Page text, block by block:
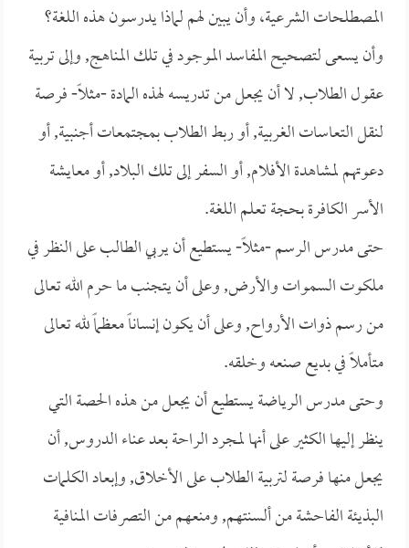
المصطلحات الشرعية، وأن يبين لهم لماذا يدرسون هذه اللغة؟
وأن يسعى لتصحيح المفاسد الموجود في تلك المناهج, وإلى تربية
عقول الطلاب, لا أن يجعل من تدريسه لهذه المادة -مثلاً- فرصة
لنقل التعاسات الغربية, أو ربط الطلاب بمجتمعات أجنبية, أو
دعوتهم لمشاهدة الأفلام, أو السفر إلى تلك البلاد, أو معايشة
الأسر الكافرة بحجة تعلم اللغة.
حتى مدرس الرسم -مثلاً- يستطيع أن يربي الطالب على النظر في
ملكوت السموات والأرض, وعلى أن يتجنب ما حرم الله تعالى
من رسم ذوات الأرواح, وعلى أن يكون إنساناً معظماً لله تعالى
متأملاً في بديع صنعه وخلقه.
وحتى مدرس الرياضة يستطيع أن يجعل من هذه الحصة التي
ينظر إليها الكثير على أنها لمجرد الراحة بعد عناء الدروس, أن
يجعل منها فرصة لتربية الطلاب على الأخلاق, وإبعاد الكلمات
البذيئة الفاحشة من ألسنتهم, ومنعهم من التصرفات المنافية